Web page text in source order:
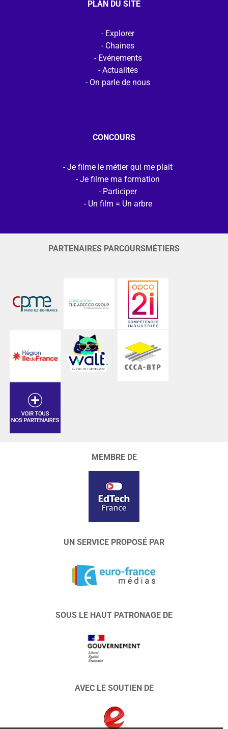
PLAN DU SITE
Explorer
Chaines
Evénements
Actualités
On parle de nous
CONCOURS
Je filme le métier qui me plait
Je filme ma formation
Participer
Un film = Un arbre
PARTENAIRES PARCOURSMÉTIERS
MEMBRE DE
UN SERVICE PROPOSÉ PAR
SOUS LE HAUT PATRONAGE DE
AVEC LE SOUTIEN DE